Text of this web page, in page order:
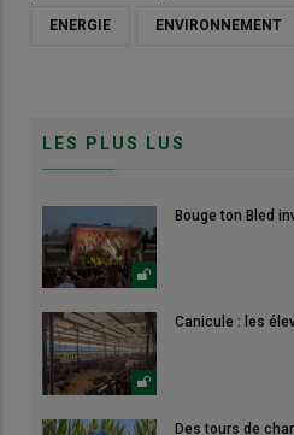
ENERGIE ENVIRONNEMENT
LES PLUS LUS
Bouge ton Bled
Canicule : les
Des tours de